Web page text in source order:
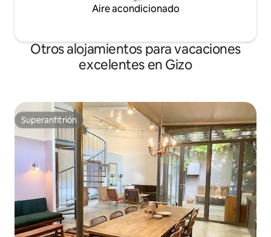
Aire acondicionado
Otros alojamientos para vacaciones
excelentes en Gizo
Superanfitrión
Superanfitrión